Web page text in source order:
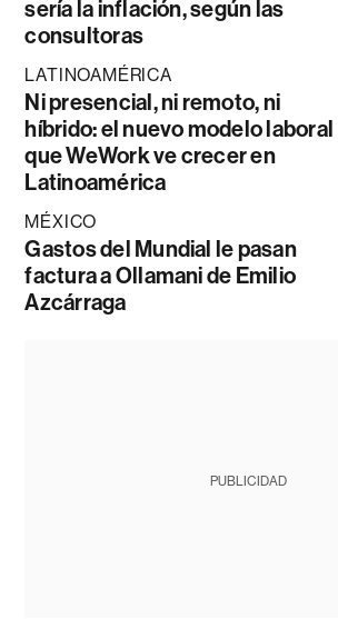
sería la inflación, según las
consultoras
LATINOAMÉRICA
Ni presencial, ni remoto, ni
híbrido: el nuevo modelo laboral
que WeWork ve crecer en
Latinoamérica
MÉXICO
Gastos del Mundial le pasan
factura a Ollamani de Emilio
Azcárraga
PUBLICIDAD